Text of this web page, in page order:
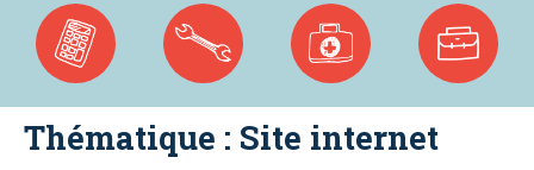
Thématique : Site internet